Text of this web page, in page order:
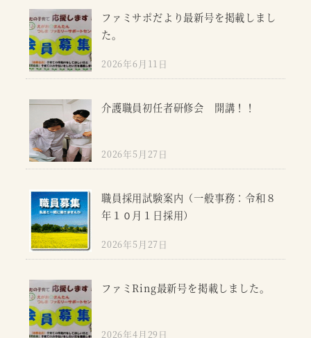
ファミサポだより最新号を掲載しまし
た。
2026年6月11日
介護職員初任者研修会 開講！！
2026年5月27日
職員採用試験案内（一般事務：令和８
年１０月１日採用）
2026年5月27日
ファミRing最新号を掲載しました。
2026年4月29日